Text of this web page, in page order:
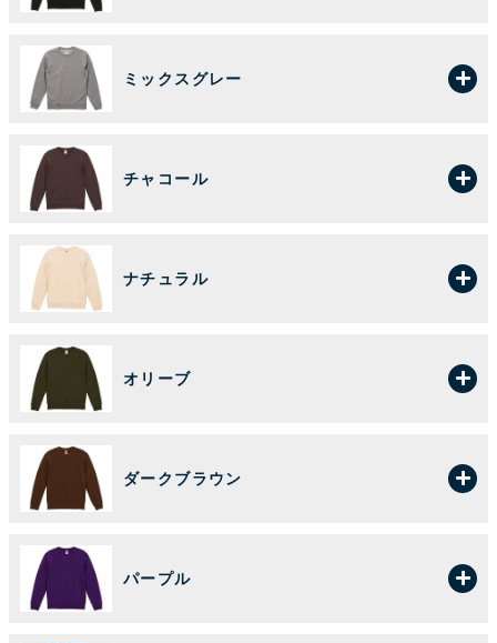
ミックスグレー
チャコール
ナチュラル
オリーブ
ダークブラウン
パープル